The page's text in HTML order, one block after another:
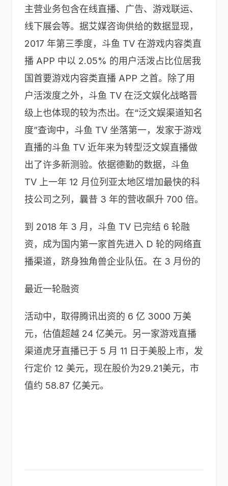
主营业务包含在线直播、广告、游戏联运、
线下展会等。据艾媒咨询供给的数据显现，
2017 年第三季度，斗鱼 TV 在游戏内容类直
播 APP 中以 2.05% 的用户活泼占比位居我
国首要游戏内容类直播 APP 之首。除了用
户活泼度之外，斗鱼 TV 在泛文娱化战略晋
级上也体现的较为杰出。在“泛文娱渠道知名
度”查询中，斗鱼 TV 坐落第一，发家于游戏
直播的斗鱼 TV 近年来为转型泛文娱直播做
出了许多新测验。依据德勤的数据，斗鱼
TV 上一年 12 月位列亚太地区增加最快的科
技公司之列，曩昔 3 年的营收飙升 700 倍。
到 2018 年 3 月，斗鱼 TV 已完结 6 轮融
资，成为国内第一家首先进入 D 轮的网络直
播渠道，跻身独角兽企业队伍。在 3 月份的
最近一轮融资
活动中，取得腾讯出资的 6 亿 3000 万美
元，估值超越 24 亿美元。另一家游戏直播
渠道虎牙直播已于 5 月 11 日于美股上市，发
行定价 12 美元，现在股价为29.21美元，市
值约 58.87 亿美元。